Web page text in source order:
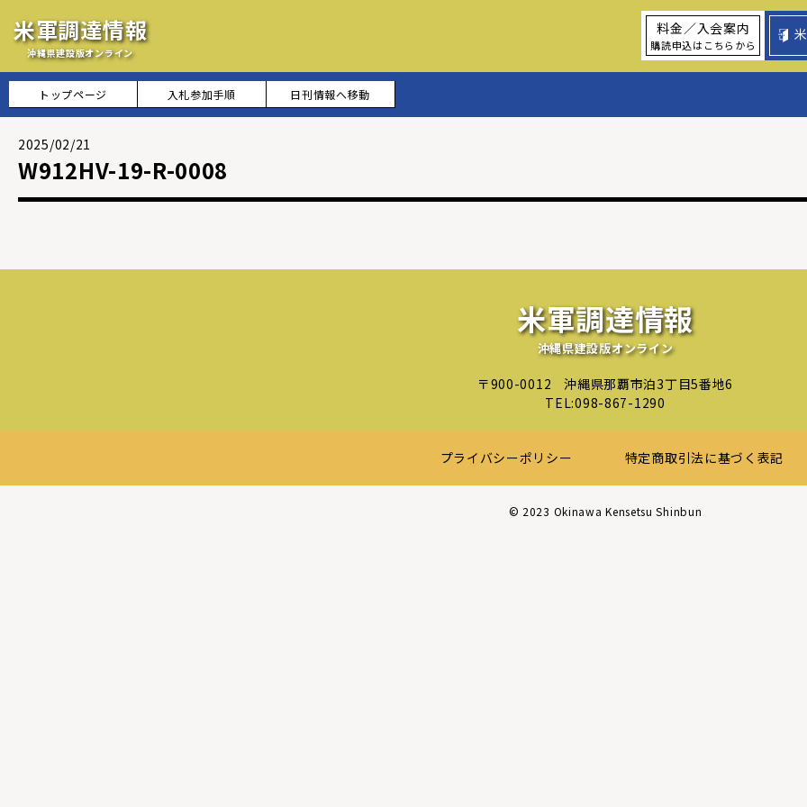
米軍調達情報
沖縄県建設版オンライン
料金／入会案内
購読申込はこちらから
トップページ 入札参加手順 日刊情報へ移動
2025/02/21
W912HV-19-R-0008
米軍調達情報
沖縄県建設版オンライン
〒900-0012
沖縄県那覇市泊3丁目5番地6
TEL:098-867-1290
プライバシーポリシー 特定商取引法に基づく表記
©︎ 2023 Okinawa Kensetsu Shinbun